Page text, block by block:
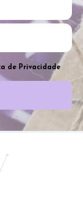
de Privacidade